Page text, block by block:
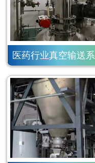
医药行业真空输送